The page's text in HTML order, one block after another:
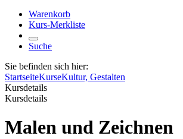
Warenkorb
Kurs-Merkliste
Suche
Sie befinden sich hier:
StartseiteKurseKultur, Gestalten
Kursdetails
Kursdetails
Malen und Zeichnen